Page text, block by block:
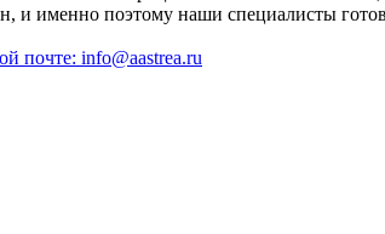
и именно поэтому наши специалисты
почте: info@aastrea.ru